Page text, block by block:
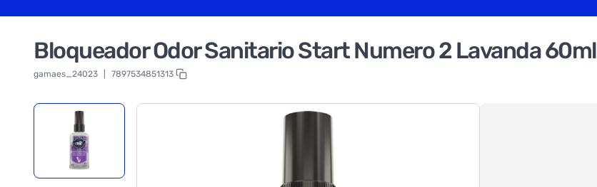
Bloqueador Odor Sanitario Start Numero 2 Lavanda 60ml
gamaes_24023 7897534851313